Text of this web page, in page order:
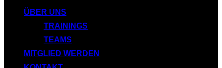
ÜBER UNS
TRAININGS
TEAMS
MITGLIED WERDEN